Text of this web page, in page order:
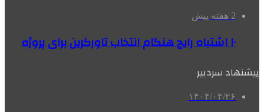
2 هفته پیش
۱۰ اشتباه رایج هنگام انتخاب تاورکرین برای پروژه
پیشنهاد سردبیر
۱۴۰۴/۰۴/۲۶